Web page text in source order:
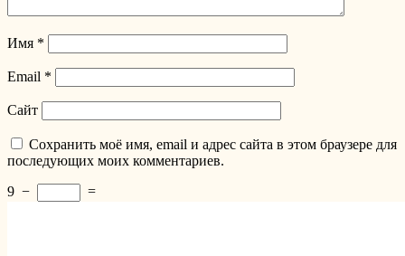
Имя *
Email *
Сайт
Сохранить моё имя, email и адрес сайта в этом браузере для
последующих моих комментариев.
9 − =